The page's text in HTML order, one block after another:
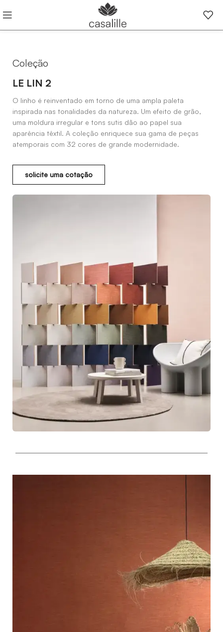
Coleção
LE LIN 2
O linho é reinventado em torno de uma ampla paleta
inspirada nas tonalidades da natureza. Um efeito de grão,
uma moldura irregular e tons sutis dão ao papel sua
aparência têxtil. A coleção enriquece sua gama de peças
atemporais com 32 cores de grande modernidade.
solicite uma cotação